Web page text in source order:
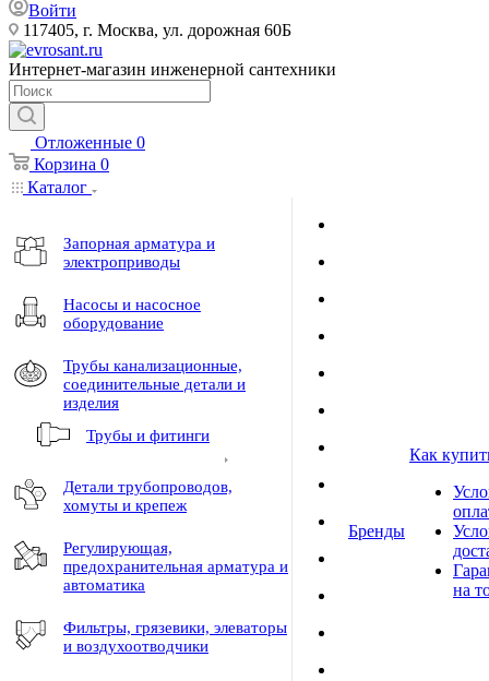
Войти
117405, г. Москва, ул. дорожная 60Б
Интернет-магазин инженерной сантехники
Отложенные 0
Корзина 0
Каталог
Запорная арматура и
электроприводы
Насосы и насосное
оборудование
Трубы канализационные,
соединительные детали и
изделия
Трубы и фитинги
Детали трубопроводов,
хомуты и крепеж
Регулирующая,
предохранительная арматура и
автоматика
Фильтры, грязевики, элеваторы
и воздухоотводчики
Бренды
Как
на